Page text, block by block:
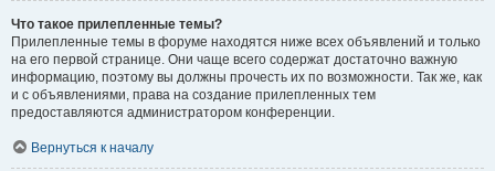
Что такое прилепленные темы?
Прилепленные темы в форуме находятся ниже всех объявлений и только
на его первой странице. Они чаще всего содержат достаточно важную
информацию, поэтому вы должны прочесть их по возможности. Так же, как
и с объявлениями, права на создание прилепленных тем
предоставляются администратором конференции.
Вернуться к началу